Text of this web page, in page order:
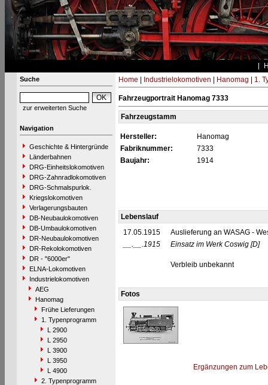
Suche
zur erweiterten Suche
Navigation
Geschichte & Hintergründe
Länderbahnen
DRG-Einheitslokomotiven
DRG-Zahnradlokomotiven
DRG-Schmalspurlok.
Kriegslokomotiven
Verlagerungsbauten
DB-Neubaulokomotiven
DB-Umbaulokomotiven
DR-Neubaulokomotiven
DR-Rekolokomotiven
DR - "6000er"
ELNA-Lokomotiven
Industrielokomotiven
AEG
Hanomag
Frühe Lieferungen
1. Typenprogramm
L 2900
L 2950
L 3900
L 3950
L 4900
2. Typenprogramm
Home Industrielokomotiven Hanomag 1.
Fahrzeugportrait Hanomag 7333
Fahrzeugstamm
Hersteller:
Hanomag
Fabriknummer:
7333
Baujahr:
1914
Lebenslauf
17.05.1915
Auslieferung an WASAG -
__.__.1915
Einsatz im Werk Coswig [D]
Verbleib unbekannt
Fotos
Ergänzungen zum